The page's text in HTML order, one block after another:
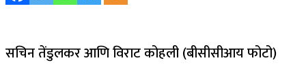
सचिन तेंडुलकर आणि विराट कोहली (बीसीसीआय फोटो)